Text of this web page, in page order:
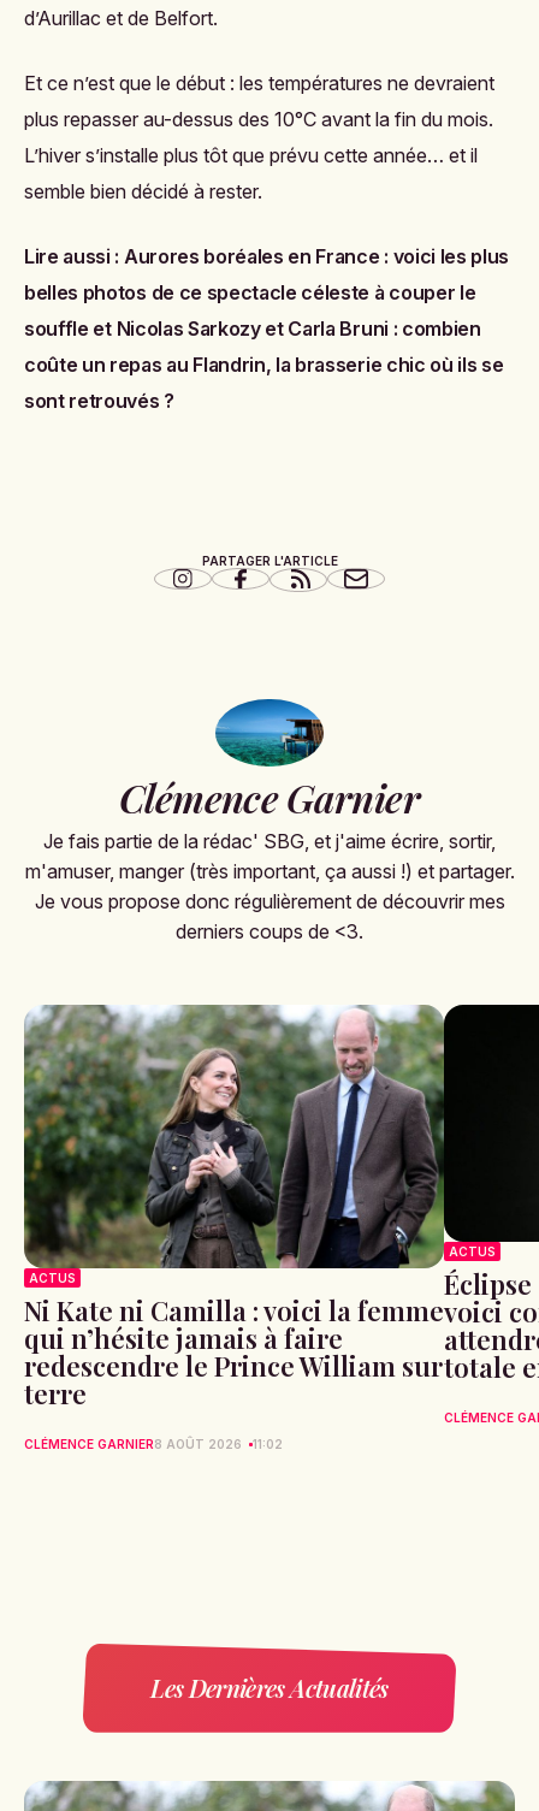
d’Aurillac et de Belfort.
Et ce n’est que le début : les températures ne devraient
plus repasser au-dessus des 10°C avant la fin du mois.
L’hiver s’installe plus tôt que prévu cette année… et il
semble bien décidé à rester.
Lire aussi : Aurores boréales en France : voici les plus
belles photos de ce spectacle céleste à couper le
souffle et Nicolas Sarkozy et Carla Bruni : combien
coûte un repas au Flandrin, la brasserie chic où ils se
sont retrouvés ?
PARTAGER L'ARTICLE
Clémence Garnier
Je fais partie de la rédac' SBG, et j'aime écrire, sortir,
m'amuser, manger (très important, ça aussi !) et partager.
Je vous propose donc régulièrement de découvrir mes
derniers coups de <3.
ACTUS
Ni Kate ni Camilla : voici la femme
qui n’hésite jamais à faire
redescendre le Prince William sur
terre
CLÉMENCE GARNIER8 AOÛT 2026 11:02
ACTUS
Éclipse
voici
totale
CLÉMENCE
Les Dernières Actualités